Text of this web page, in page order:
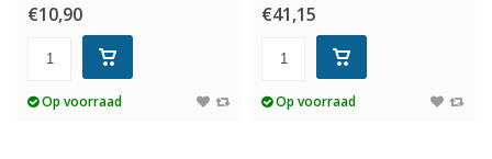
€10,90
Op voorraad
€41,15
Op voorraad